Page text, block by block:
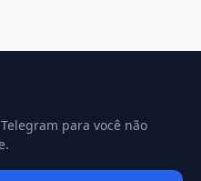
para você não